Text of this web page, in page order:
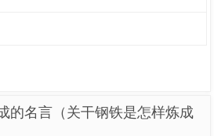
的名言（关干钢铁是怎样炼成